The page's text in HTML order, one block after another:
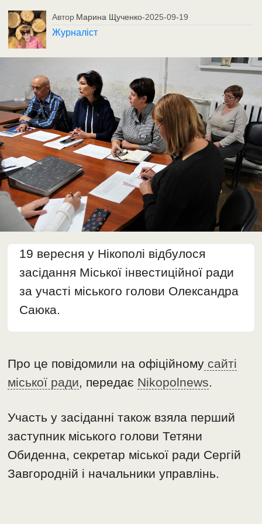
Автор Марина Щученко-2025-09-19
Журналіст
19 вересня у Нікополі відбулося
засідання Міської інвестиційної ради
за участі міського голови Олександра
Саюка.
Про це повідомили на офіційному сайті
міської ради, передає Nikopolnews.
Участь у засіданні також взяла перший
заступник міського голови Тетяни
Обиденна, секретар міської ради Сергій
Завгородній і начальники управлінь.